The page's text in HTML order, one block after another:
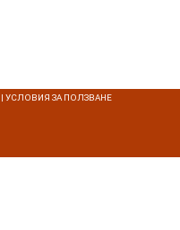
| УСЛОВИЯ ЗА ПОЛЗВАНЕ